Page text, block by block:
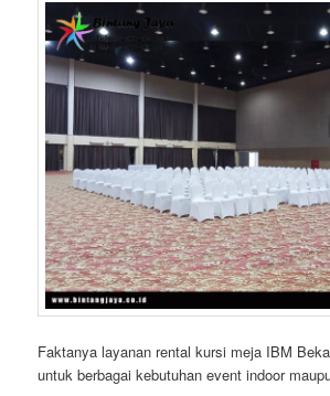
Faktanya layanan rental kursi meja IBM
untuk berbagai kebutuhan event indoor